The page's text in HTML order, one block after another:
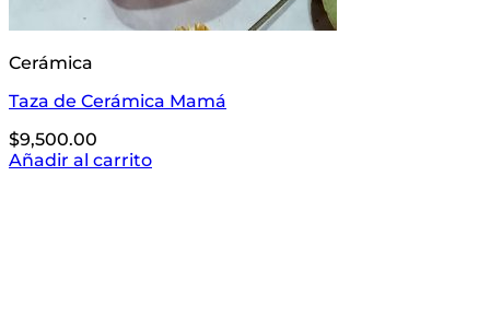
Cerámica
Taza de Cerámica Mamá
$9,500.00
Añadir al carrito